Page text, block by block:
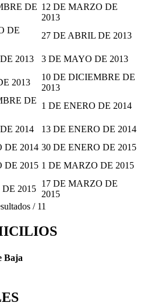
DE 12 DE MARZO DE
2013
DE
27 DE ABRIL DE 2013
2013 3 DE MAYO DE 2013
2013
10 DE DICIEMBRE DE
2013
DE
1 DE ENERO DE 2014
2014
13 DE ENERO DE 2014
DE 2014 30 DE ENERO DE 2015
DE 2015 1 DE MARZO DE 2015
2015
17 DE MARZO DE
2015
/ 11
Baja